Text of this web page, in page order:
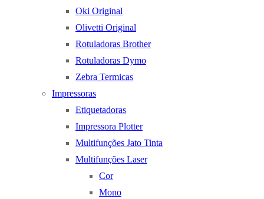
Oki Original
Olivetti Original
Rotuladoras Brother
Rotuladoras Dymo
Zebra Termicas
Impressoras
Etiquetadoras
Impressora Plotter
Multifunções Jato Tinta
Multifunções Laser
Cor
Mono